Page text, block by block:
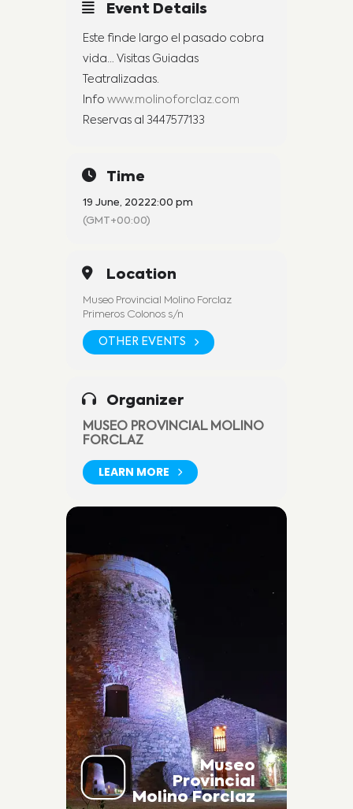
Event Details
Este finde largo el pasado cobra
vida… Visitas Guiadas
Teatralizadas.
Info www.molinoforclaz.com
Reservas al 3447577133
Time
19 June, 20222:00 pm
(GMT+00:00)
Location
Museo Provincial Molino Forclaz
Primeros Colonos s/n
OTHER EVENTS
Organizer
MUSEO PROVINCIAL MOLINO
FORCLAZ
LEARN MORE
Museo
Provincial
Molino Forclaz